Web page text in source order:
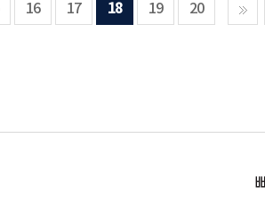
16 17 18 19 20